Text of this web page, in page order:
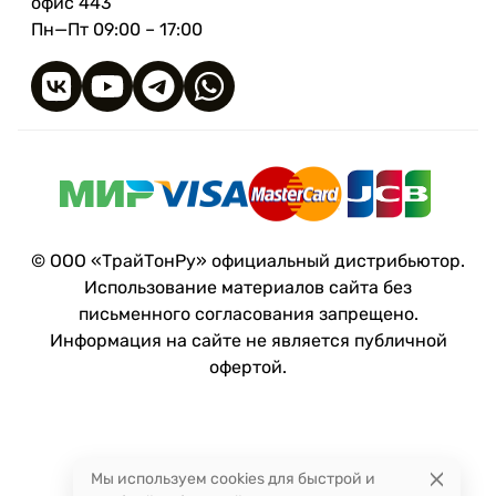
Увеличенная тарельчатая головка
обеспечивает высокую силу прижима и
равномерное распределение нагрузки.
Наконечник Type 17
вкручивания и снижает риск
уменьшает сопротивление
древесины и снижает усилие при монтаже.
Специальная геометрия резьбы
надёжную фиксацию соединения.
Высокопрочная закалённая сталь 10B21
усиленный сердечник обеспечивают
устойчивость крепежа к нагрузкам на срез и
Покрытие Blue Zinc Cr3 с восковым слоем
Пн—Пт 09:00 – 17:00
© ООО «ТрайТонРу» официальный дистрибьютор.
Использование материалов сайта без
письменного согласования запрещено.
Информация на сайте не является публичной
офертой.
Мы используем cookies для быстрой и